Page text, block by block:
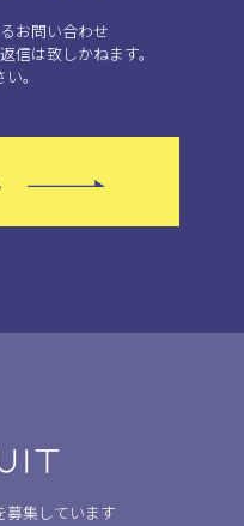
お問い合わせ
信は致しかねます。
。
募集しています